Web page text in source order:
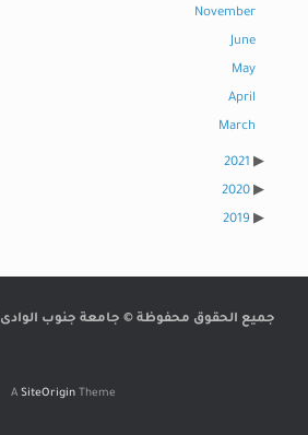
November
June
May
April
March
2021
2020
2019
جميع الحقوق محفوظة © جامعة جنوب الوادى 2020
A SiteOrigin Theme